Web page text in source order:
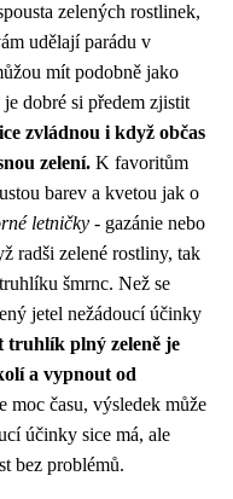
zelených rostlinek,
udělají parádu v
mít podobně jako
dobré si předem zjistit
zvládnou i když občas
zelení. K favoritům
barev a kvetou jak o
letničky - gazánie nebo
radši zelené rostliny, tak
šmrnc. Než se
jetel nežádoucí účinky
truhlík plný zeleně je
a vypnout od
moc času, výsledek může
účinky sice má, ale
bez problémů.